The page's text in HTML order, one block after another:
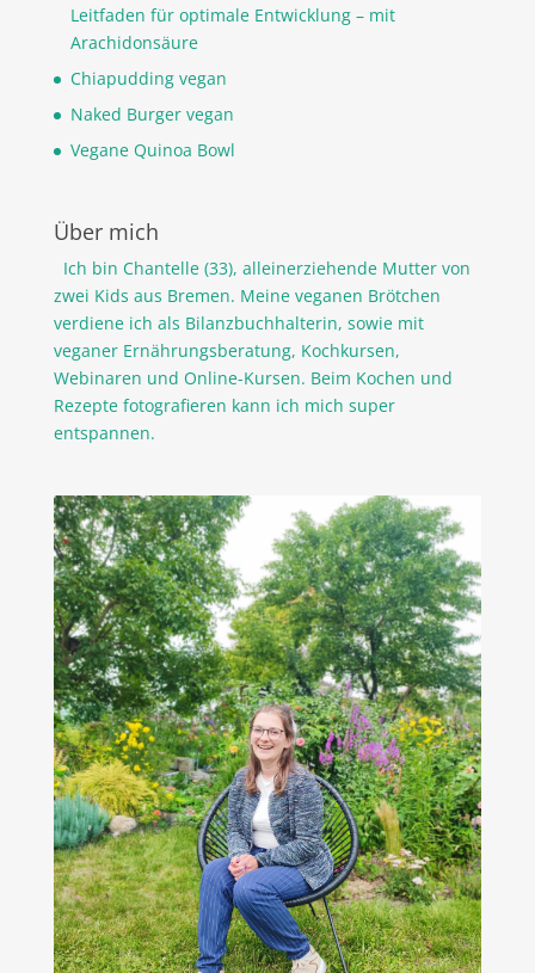
Leitfaden für optimale Entwicklung – mit
Arachidonsäure
Chiapudding vegan
Naked Burger vegan
Vegane Quinoa Bowl
Über mich
Ich bin Chantelle (33), alleinerziehende Mutter von
zwei Kids aus Bremen. Meine veganen Brötchen
verdiene ich als Bilanzbuchhalterin, sowie mit
veganer Ernährungsberatung, Kochkursen,
Webinaren und Online-Kursen. Beim Kochen und
Rezepte fotografieren kann ich mich super
entspannen.